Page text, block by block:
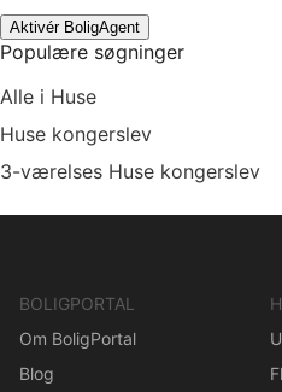
Aktivér BoligAgent
Populære søgninger
Alle i Huse
Huse kongerslev
3-værelses Huse kongerslev
BOLIGPORTAL
Om BoligPortal
Blog